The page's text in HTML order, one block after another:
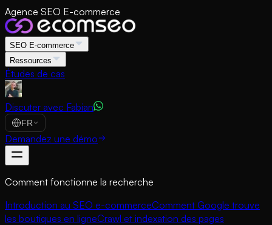
Agence SEO E-commerce
SEO E-commerce
Ressources
Études de cas
Discuter avec Fabian
FR
Demandez une démo
Comment fonctionne la recherche
Introduction au SEO e-commerceComment Google trouve
les boutiques en ligneCrawl et indexation des pages